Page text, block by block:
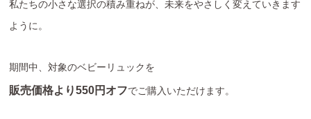
私たちの小さな選択の積み重ねが、未来をやさしく変えていきます
ように。
期間中、対象のベビーリュックを
販売価格より550円オフでご購入いただけます。